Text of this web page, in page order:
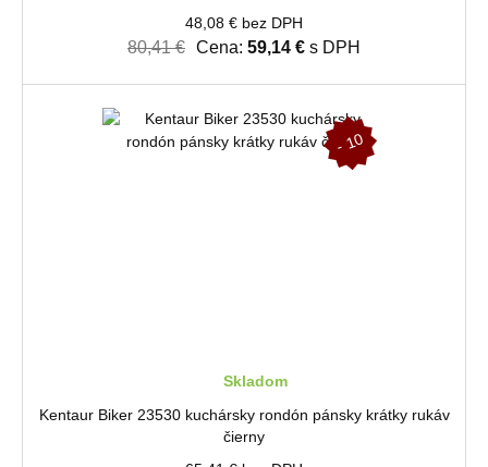
48,08 € bez DPH
80,41 € Cena: 59,14 € s DPH
-
1
0
Skladom
Kentaur Biker 23530 kuchársky rondón pánsky krátky rukáv
čierny